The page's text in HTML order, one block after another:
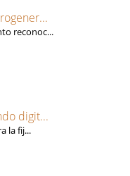
reconoc...
digit...
la fij...